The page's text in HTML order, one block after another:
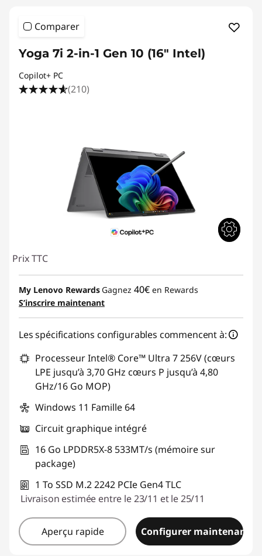
Comparer
Yoga 7i 2-in-1 Gen 10 (16" Intel)
Copilot+ PC
(210)
Prix TTC
My Lenovo Rewards Gagnez 40€ en Rewards
S’inscrire maintenant
Les spécifications configurables commencent à:
Processeur Intel® Core™ Ultra 7 256V (cœurs
LPE jusqu’à 3,70 GHz cœurs P jusqu’à 4,80
GHz/16 Go MOP)
Windows 11 Famille 64
Circuit graphique intégré
16 Go LPDDR5X-8 533MT/s (mémoire sur
package)
1 To SSD M.2 2242 PCIe Gen4 TLC
Livraison estimée entre le 23/11 et le 25/11
Aperçu rapide Configurer maintenant